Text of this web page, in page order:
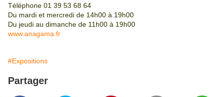
Téléphone 01 39 53 68 64
Du mardi et mercredi de 14h00 à 19h00
Du jeudi au dimanche de 11h00 à 19h00
www.anagama.fr
#Expositions
Partager